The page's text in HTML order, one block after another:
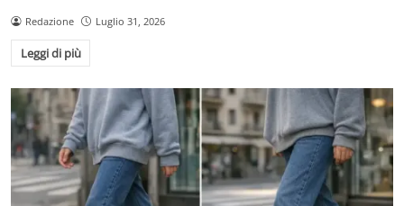
Redazione Luglio 31, 2026
Leggi di più